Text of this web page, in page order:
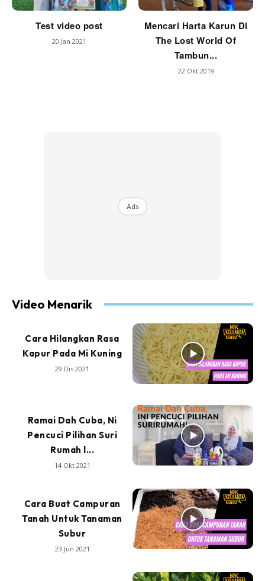
Test video post
20 Jan 2021
Mencari Harta Karun Di
The Lost World Of
Tambun...
22 Okt 2019
Ads
Video Menarik
Cara Hilangkan Rasa
Kapur Pada Mi Kuning
29 Dis 2021
Ramai Dah Cuba, Ni
Pencuci Pilihan Suri
Rumah l...
14 Okt 2021
Cara Buat Campuran
Tanah Untuk Tanaman
Subur
23 Jun 2021